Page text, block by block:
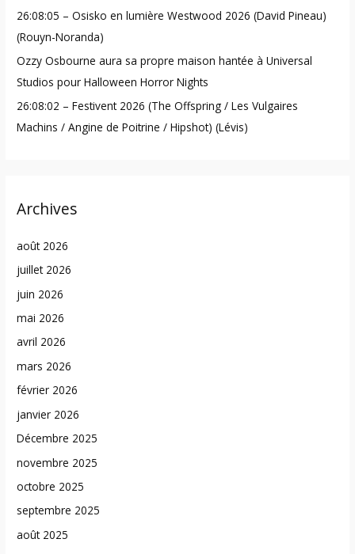
26:08:05 – Osisko en lumière Westwood 2026 (David Pineau)
(Rouyn-Noranda)
Ozzy Osbourne aura sa propre maison hantée à Universal
Studios pour Halloween Horror Nights
26:08:02 – Festivent 2026 (The Offspring / Les Vulgaires
Machins / Angine de Poitrine / Hipshot) (Lévis)
Archives
août 2026
juillet 2026
juin 2026
mai 2026
avril 2026
mars 2026
février 2026
janvier 2026
Décembre 2025
novembre 2025
octobre 2025
septembre 2025
août 2025